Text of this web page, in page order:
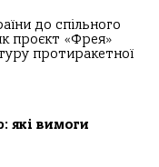
до спільного
проєкт «Фрея»
протиракетної
які вимоги